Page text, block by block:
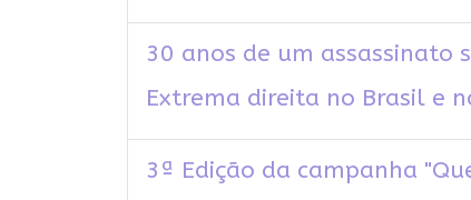
30 anos de um assassinato
Extrema direita no Brasil e
3ª Edição da campanha